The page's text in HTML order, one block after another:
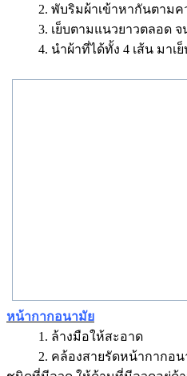
2. พับริมผ้าเข้าหากันตามคว
3. เย็บตามแนวยาวตลอด จ
4. นำผ้าที่ได้ทั้ง 4 เส้น มาเย็
หน้ากากอนามัย
1. ล้างมือให้สะอาด
2. คล้องสายรัดหน้ากากอนา